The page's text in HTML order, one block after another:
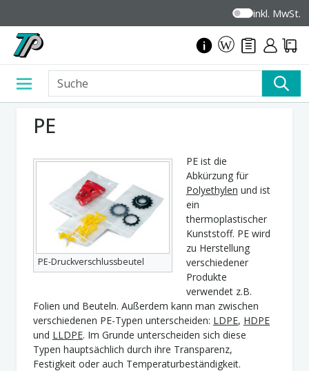
inkl. MwSt.
PE
PE-Druckverschlussbeutel
PE ist die
Abkürzung für
Polyethylen und ist
ein
thermoplastischer
Kunststoff. PE wird
zu Herstellung
verschiedener
Produkte
verwendet z.B.
Folien und Beuteln. Außerdem kann man zwischen
verschiedenen PE-Typen unterscheiden: LDPE, HDPE
und LLDPE. Im Grunde unterscheiden sich diese
Typen hauptsächlich durch ihre Transparenz,
Festigkeit oder auch Temperaturbeständigkeit.